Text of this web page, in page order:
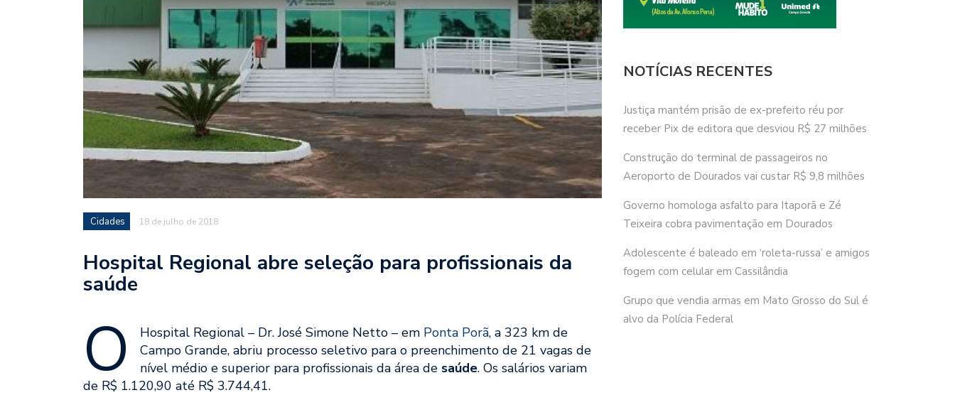
Cidades 18 de julho de 2018
Hospital Regional abre seleção para profissionais da
saúde
O Hospital Regional – Dr. José Simone Netto – em Ponta Porã, a 323 km de
Campo Grande, abriu processo seletivo para o preenchimento de 21 vagas de
nível médio e superior para profissionais da área de saúde. Os salários variam
de R$ 1.120,90 até R$ 3.744,41.
NOTÍCIAS RECENTES
Justiça mantém prisão de ex-prefeito réu por
receber Pix de editora que desviou R$ 27 milhões
Construção do terminal de passageiros no
Aeroporto de Dourados vai custar R$ 9,8 milhões
Governo homologa asfalto para Itaporã e Zé
Teixeira cobra pavimentação em Dourados
Adolescente é baleado em ‘roleta-russa’ e amigos
fogem com celular em Cassilândia
Grupo que vendia armas em Mato Grosso do Sul é
alvo da Polícia Federal